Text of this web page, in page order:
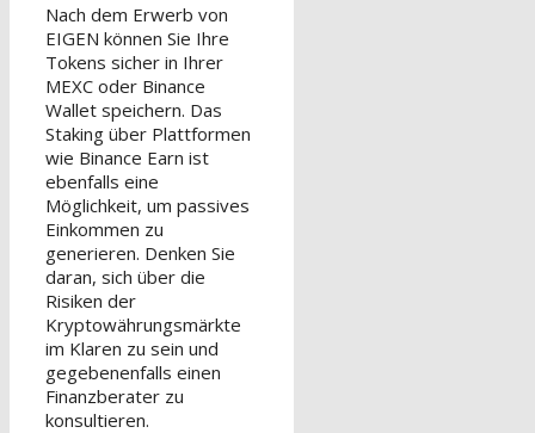
Nach dem Erwerb von
EIGEN können Sie Ihre
Tokens sicher in Ihrer
MEXC oder Binance
Wallet speichern. Das
Staking über Plattformen
wie Binance Earn ist
ebenfalls eine
Möglichkeit, um passives
Einkommen zu
generieren. Denken Sie
daran, sich über die
Risiken der
Kryptowährungsmärkte
im Klaren zu sein und
gegebenenfalls einen
Finanzberater zu
konsultieren.